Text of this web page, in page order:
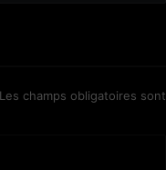
Les champs obligatoires sont